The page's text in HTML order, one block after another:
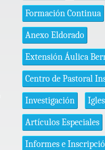
Formación Continua
Anexo Eldorado
Extensión Áulica
Centro de Pastoral
Investigación
Artículos Especiales
Informes e